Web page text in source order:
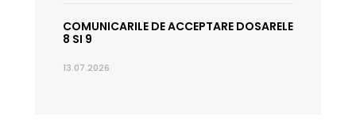
COMUNICARILE DE ACCEPTARE DOSARELE
8 SI 9
13.07.2026